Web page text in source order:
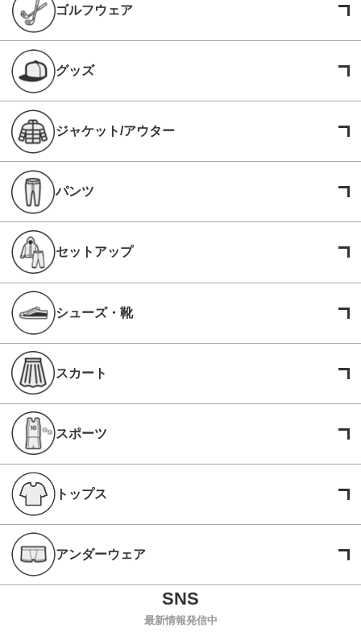
ゴルフウェア
グッズ
ジャケット/アウター
パンツ
セットアップ
シューズ・靴
スカート
スポーツ
トップス
アンダーウェア
最新情報発信中